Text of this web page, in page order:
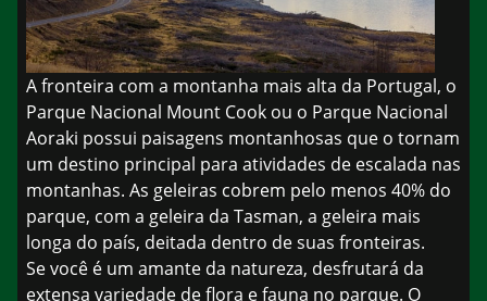
A fronteira com a montanha mais alta da Portugal, o
Parque Nacional Mount Cook ou o Parque Nacional
Aoraki possui paisagens montanhosas que o tornam
um destino principal para atividades de escalada nas
montanhas. As geleiras cobrem pelo menos 40% do
parque, com a geleira da Tasman, a geleira mais
longa do país, deitada dentro de suas fronteiras.
Se você é um amante da natureza, desfrutará da
extensa variedade de flora e fauna no parque. O